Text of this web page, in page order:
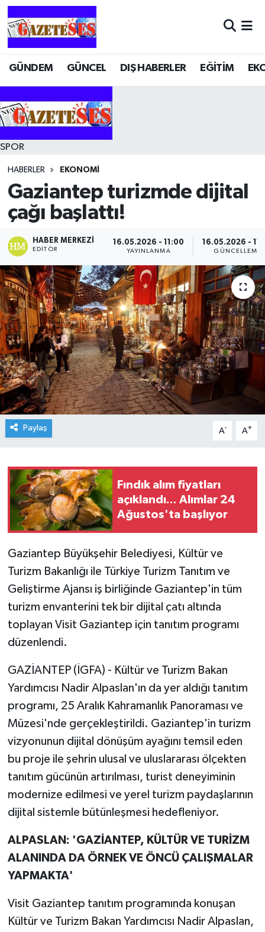
GÜNDEM GÜNCEL DIŞ HABERLER EĞİTİM
SPOR
HABERLER EKONOMİ
Gaziantep turizmde dijital
çağı başlattı!
HABER MERKEZI
EDITÖR
16.05.2026 - 11:00
YAYINLANMA
16.05.2026 -
GÜNCELLEME
Paylaş A- A+
Fındık alım fiyatları
açıklandı... Alımlar 24
Ağustos'ta başlıyor
Gaziantep Büyükşehir Belediyesi, Kültür ve
Turizm Bakanlığı ile Türkiye Turizm Tanıtım ve
Geliştirme Ajansı iş birliğinde Gaziantep'in tüm
turizm envanterini tek bir dijital çatı altında
toplayan Visit Gaziantep için tanıtım programı
düzenlendi.
GAZİANTEP (İGFA) - Kültür ve Turizm Bakan
Yardımcısı Nadir Alpaslan'ın da yer aldığı tanıtım
programı, 25 Aralık Kahramanlık Panoraması ve
Müzesi'nde gerçekleştirildi. Gaziantep'in turizm
vizyonunun dijital dönüşüm ayağını temsil eden
bu proje ile şehrin ulusal ve uluslararası ölçekten
tanıtım gücünün artırılması, turist deneyiminin
modernize edilmesi ve yerel turizm paydaşlarının
dijital sistemle bütünleşmesi hedefleniyor.
ALPASLAN: 'GAZİANTEP, KÜLTÜR VE TURİZM
ALANINDA DA ÖRNEK VE ÖNCÜ ÇALIŞMALAR
YAPMAKTA'
Visit Gaziantep tanıtım programında konuşan
Kültür ve Turizm Bakan Yardımcısı Nadir Alpaslan,